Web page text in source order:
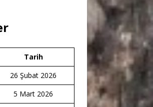
Tarih
26 Şubat 2026
5 Mart 2026